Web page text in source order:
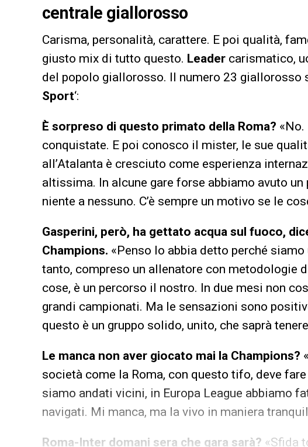
centrale giallorosso
Carisma, personalità, carattere. E poi qualità,
giusto mix di tutto questo. Leader carismatico,
del popolo giallorosso. Il numero 23 giallorosso
Sport‘:
È sorpreso di questo primato della Roma?
conquistate. E poi conosco il mister, le sue
all’Atalanta è cresciuto come esperienza
altissima. In alcune gare forse abbiamo avuto un
niente a nessuno. C’è sempre un motivo se le
Gasperini, però, ha gettato acqua sul fuoco,
Champions. «Penso lo abbia detto perché
tanto, compreso un allenatore con metodologie
cose, è un percorso il nostro. In due mesi non
grandi campionati. Ma le sensazioni sono
questo è un gruppo solido, unito, che saprà
Le manca non aver giocato mai la Champions?
società come la Roma, con questo tifo, deve
siamo andati vicini, in Europa League abbiamo
navigati. Mi manca, ma la vivo in maniera
Roma-Inter domani sera che gara sarà? «Sfida